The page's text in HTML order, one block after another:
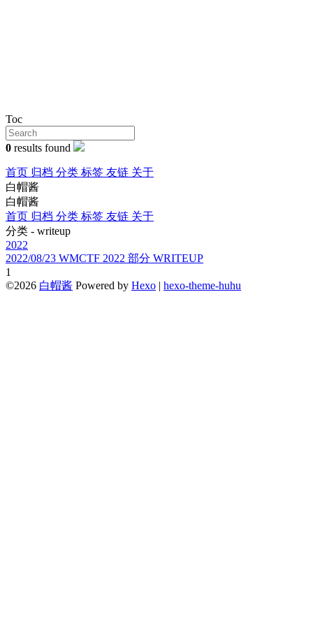
Toc
0 results found
首页 归档 分类 标签 友链 关于
白帽酱
白帽酱
首页 归档 分类 标签 友链 关于
分类 - writeup
2022
2022/08/23 WMCTF 2022 部分 WRITEUP
1
©2026 白帽酱 Powered by Hexo | hexo-theme-huhu